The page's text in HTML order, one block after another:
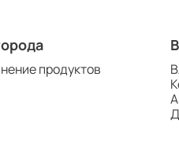
продуктов